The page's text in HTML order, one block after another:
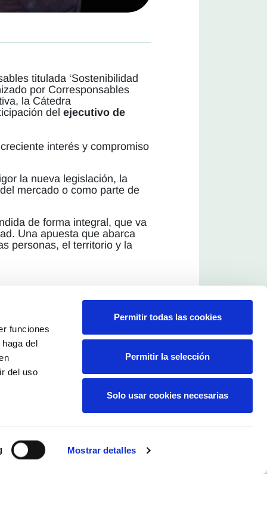
funciones
del
del uso
Mostrar detalles
Permitir todas las cookies
Permitir la selección
Solo usar cookies necesarias
titulada ‘Sostenibilidad
por Corresponsables
la Cátedra
del ejecutivo de
interés y compromiso
la nueva legislación, la
mercado o como parte de
de forma integral, que va
Una apuesta que abarca
personas, el territorio y la